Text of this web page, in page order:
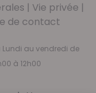
| Vie privée |
de contact
Lundi au vendredi de
à 12h00